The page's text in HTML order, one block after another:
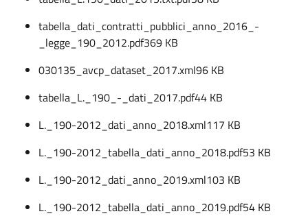
tabella_dati_contratti_pubblici_anno_2016_-
_legge_190_2012.pdf369 KB
030135_avcp_dataset_2017.xml96 KB
tabella_L._190_-_dati_2017.pdf44 KB
L._190-2012_dati_anno_2018.xml117 KB
L._190-2012_tabella_dati_anno_2018.pdf53 KB
L._190-2012_dati_anno_2019.xml103 KB
L._190-2012_tabella_dati_anno_2019.pdf54 KB